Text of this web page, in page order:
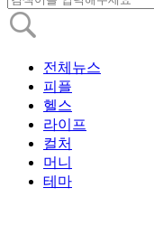
전체뉴스
피플
헬스
라이프
컬처
머니
테마